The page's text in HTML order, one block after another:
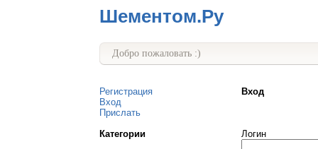
Шементом.Ру
Добро пожаловать :)
Регистрация
Вход
Прислать
Категории
Вход
Логин